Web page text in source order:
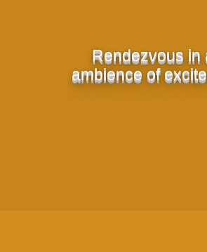
Rendezvous in
ambience of